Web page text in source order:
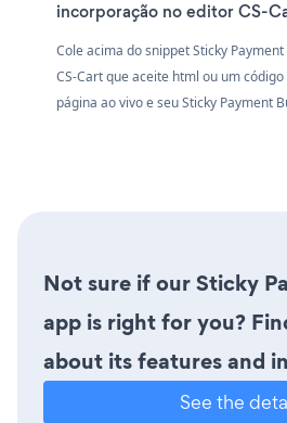
incorporação no editor CS-
Cole acima do snippet Sticky
CS-Cart que aceite html ou um
página ao vivo e seu Sticky Payment
Not sure if our Sticky
app is right for you?
about its features and
See the